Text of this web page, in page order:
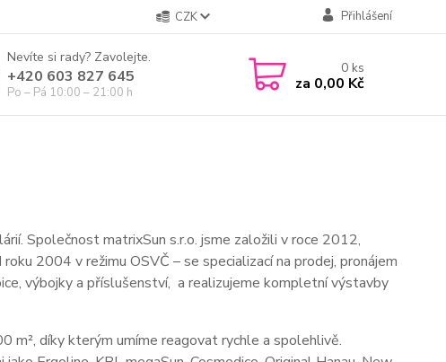
CZK Přihlášení
Nevíte si rady? Zavolejte.
+420 603 827 645
Po – Pá 10:00 – 21:00 h
0ks
za 0,00 Kč
Společnost matrixSun s.r.o. jsme založili v roce 2012,
2004 v režimu OSVČ – se specializací na prodej, pronájem
výbojky a příslušenství, a realizujeme kompletní výstavby
m², díky kterým umíme reagovat rychle a spolehlivě.